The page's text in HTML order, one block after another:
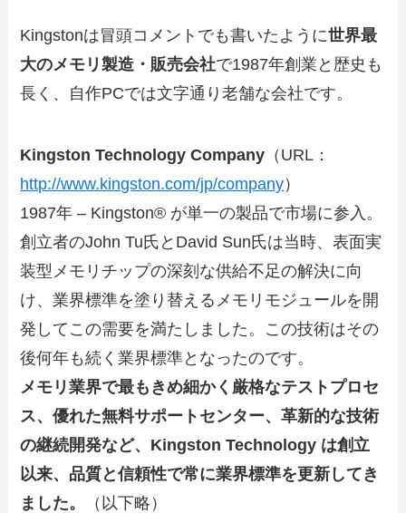
Kingstonは冒頭コメントでも書いたように世界最
大のメモリ製造・販売会社で1987年創業と歴史も
長く、自作PCでは文字通り老舗な会社です。
Kingston Technology Company （URL：
http://www.kingston.com/jp/company）
1987年 – Kingston® が単一の製品で市場に参入。
創立者のJohn Tu氏とDavid Sun氏は当時、表面実
装型メモリチップの深刻な供給不足の解決に向
け、業界標準を塗り替えるメモリモジュールを開
発してこの需要を満たしました。この技術はその
後何年も続く業界標準となったのです。
メモリ業界で最もきめ細かく厳格なテストプロセ
ス、優れた無料サポートセンター、革新的な技術
の継続開発など、Kingston Technology は創立
以来、品質と信頼性で常に業界標準を更新してき
ました。
（以下略）